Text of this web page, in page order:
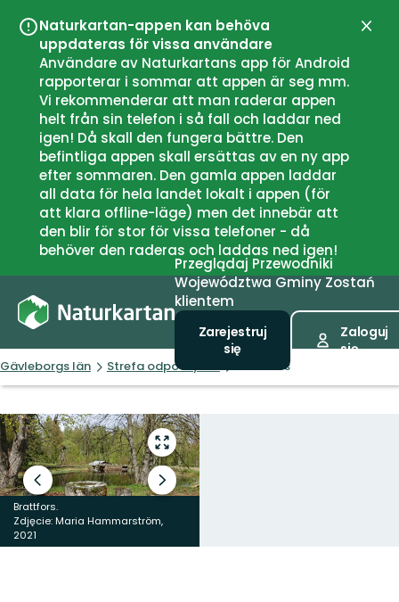
Naturkartan-appen kan behöva
uppdateras för vissa användare
Användare av Naturkartans app för Android
rapporterar i sommar att appen är seg mm.
Vi rekommenderar att man raderar appen
helt från sin telefon i så fall och laddar ned
igen! Då skall den fungera bättre. Den
befintliga appen skall ersättas av en ny app
efter sommaren. Den gamla appen laddar
all data för hela landet lokalt i appen (för
att klara offline-läge) men det innebär att
den blir för stor för vissa telefoner - då
behöver den raderas och laddas ned igen!
Przeglądaj Przewodniki
Województwa Gminy Zostań
klientem
Zarejestruj
się
Zaloguj
się
Gävleborgs län Strefa odpoczynku Brattfors
Przejdź
do
trybu
pełnoekranowego
Poprzedni
slajd
Następny
Brattfors.
Zdjęcie: Maria Hammarström,
2021